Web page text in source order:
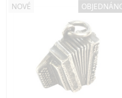
NOVÉ